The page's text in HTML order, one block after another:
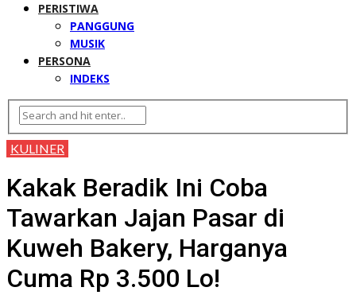
PERISTIWA
PANGGUNG
MUSIK
PERSONA
INDEKS
KULINER
Kakak Beradik Ini Coba
Tawarkan Jajan Pasar di
Kuweh Bakery, Harganya
Cuma Rp 3.500 Lo!